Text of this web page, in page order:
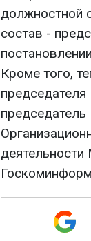
должностной
состав -
Кроме того,